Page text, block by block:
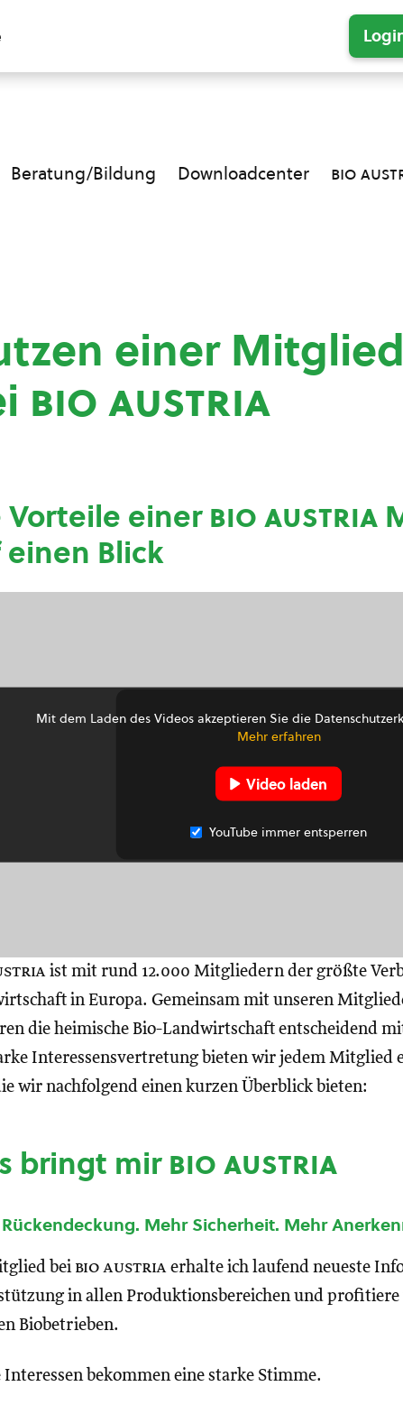
Beratung/Bildung Downloadcenter bio
einer
bio austria
Vorteile einerbio austria
Blick
Mit dem Laden des Videos akzeptieren Sie die
Mehr erfahren
Video laden
YouTube immer entsperren
ist mit rund 12.000 Mitgliedern der größte
in Europa. Gemeinsam mit unseren
die heimische Bio-Landwirtschaft entscheidend
Interessensvertretung bieten wir jedem Mitglied
wir nachfolgend einen kurzen Überblick bieten:
bringt mirbio austria
Mehr Sicherheit. Mehr
bei bio austria erhalte ich laufend neueste
in allen Produktionsbereichen und profitiere
Biobetrieben.
Interessen bekommen eine starke Stimme.